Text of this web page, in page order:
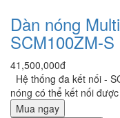
Dàn nóng
SCM100ZM-
41,500,000đ
Hệ thống đa kết nối -
nóng có thể kết nối
Mua ngay